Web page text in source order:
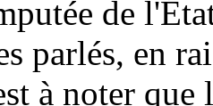
de
parlés, en
à noter que